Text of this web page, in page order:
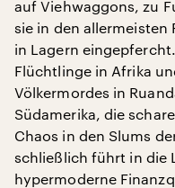
auf Viehwaggons, zu
sie in den allermeisten
in Lagern
Flüchtlinge in Afrika
Völkermordes in
Südamerika, die
Chaos in den Slums
schließlich führt in die
hypermoderne